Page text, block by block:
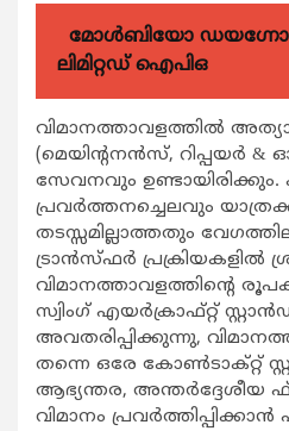
മോൾബിയോ
ലിമിറ്റഡ് ഐപിഒ
വിമാനത്താവളത്തില്‍
(മെയിന്റനന്‍സ്, റിപ്പയര്‍ &
സേവനവും
പ്രവര്‍ത്തനച്ചെലവും
തടസ്സമില്ലാത്തതും
ട്രാന്‍സ്ഫര്‍ പ്രക്രിയകളില്‍
വിമാനത്താവളത്തിന്റെ
സ്വിംഗ് എയര്‍ക്രാഫ്റ്റ്
അവതരിപ്പിക്കുന്നു,
തന്നെ ഒരേ കോണ്‍ടാക്റ്റ്
ആഭ്യന്തര, അന്തര്‍ദ്ദേശീയ
വിമാനം